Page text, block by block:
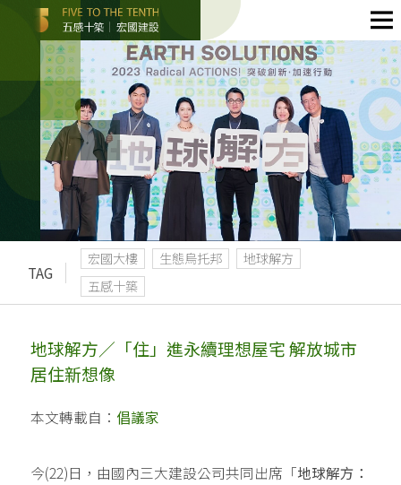
TAG
宏國大樓 生態烏托邦
地球解方
五感十築
地球解方／「住」進永續理想屋宅 解放城市
居住新想像
本文轉載自： 倡議家
今(22)日，由國內三大建設公司共同出席「地球解方：